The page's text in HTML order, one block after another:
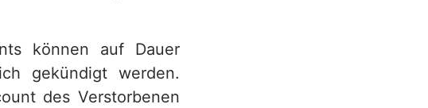
können auf Dauer
gekündigt werden.
des Verstorbenen